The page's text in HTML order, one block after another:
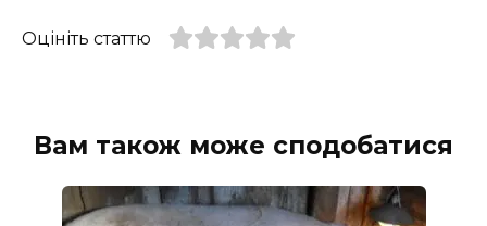
Оцініть статтю
Вам також може сподобатися